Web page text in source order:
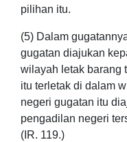
pilihan itu.
(5) Dalam
gugatan diajukan
wilayah letak barang
itu terletak di dalam
negeri gugatan itu
pengadilan negeri
(IR. 119.)